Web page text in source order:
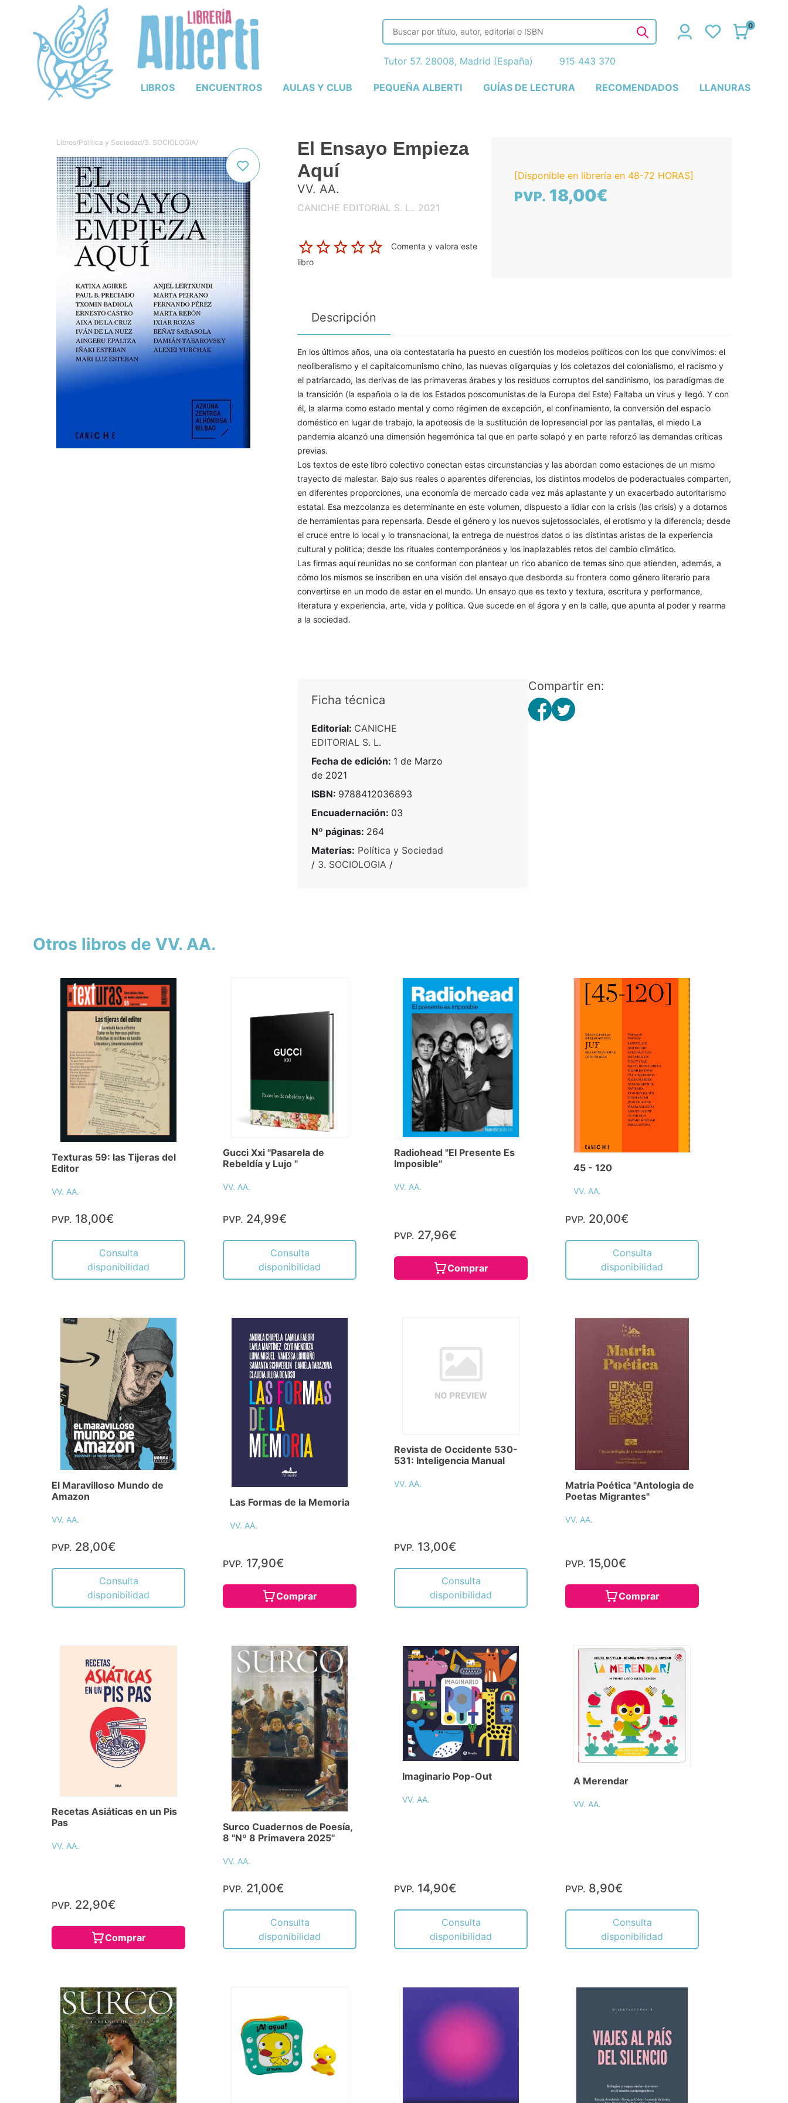
LIBROS ENCUENTROS AULAS Y CLUB PEQUEÑA ALBERTI GUÍAS DE LECTURA RECOMENDADOS LLANURAS
0
Tutor 57. 28008, Madrid (España) 915 443 370
Libros/Política y Sociedad/3. SOCIOLOGIA/
El Ensayo Empieza
Aquí
VV. AA.
CANICHE EDITORIAL S. L.. 2021
Comenta y valora este
libro
[Disponible en librería en 48-72 HORAS]
PVP. 18,00€
Descripción
En los últimos años, una ola contestataria ha puesto en cuestión los modelos políticos con los que convivimos: el
neoliberalismo y el capitalcomunismo chino, las nuevas oligarquías y los coletazos del colonialismo, el racismo y
el patriarcado, las derivas de las primaveras árabes y los residuos corruptos del sandinismo, los paradigmas de
la transición (la española o la de los Estados poscomunistas de la Europa del Este) Faltaba un virus y llegó. Y con
él, la alarma como estado mental y como régimen de excepción, el confinamiento, la conversión del espacio
doméstico en lugar de trabajo, la apoteosis de la sustitución de lopresencial por las pantallas, el miedo La
pandemia alcanzó una dimensión hegemónica tal que en parte solapó y en parte reforzó las demandas críticas
previas.
Los textos de este libro colectivo conectan estas circunstancias y las abordan como estaciones de un mismo
trayecto de malestar. Bajo sus reales o aparentes diferencias, los distintos modelos de poderactuales comparten,
en diferentes proporciones, una economía de mercado cada vez más aplastante y un exacerbado autoritarismo
estatal. Esa mezcolanza es determinante en este volumen, dispuesto a lidiar con la crisis (las crisis) y a dotarnos
de herramientas para repensarla. Desde el género y los nuevos sujetossociales, el erotismo y la diferencia; desde
el cruce entre lo local y lo transnacional, la entrega de nuestros datos o las distintas aristas de la experiencia
cultural y política; desde los rituales contemporáneos y los inaplazables retos del cambio climático.
Las firmas aquí reunidas no se conforman con plantear un rico abanico de temas sino que atienden, además, a
cómo los mismos se inscriben en una visión del ensayo que desborda su frontera como género literario para
convertirse en un modo de estar en el mundo. Un ensayo que es texto y textura, escritura y performance,
literatura y experiencia, arte, vida y política. Que sucede en el ágora y en la calle, que apunta al poder y rearma
a la sociedad.
Ficha técnica
Editorial: CANICHE
EDITORIAL S. L.
Fecha de edición: 1 de Marzo
de 2021
ISBN: 9788412036893
Encuadernación: 03
Nº páginas: 264
Materias: Política y Sociedad
/ 3. SOCIOLOGIA /
Compartir en:
Otros libros de VV. AA.
Texturas 59: las Tijeras del
Editor
VV. AA.
PVP. 18,00€
Consulta
disponibilidad
Gucci Xxi "Pasarela de
Rebeldía y Lujo "
VV. AA.
PVP. 24,99€
Consulta
disponibilidad
Radiohead "El Presente Es
Imposible"
VV. AA.
PVP. 27,96€
Comprar
45 - 120
VV. AA.
PVP. 20,00€
Consulta
disponibilidad
El Maravilloso Mundo de
Amazon
VV. AA.
PVP. 28,00€
Consulta
disponibilidad
Las Formas de la Memoria
VV. AA.
PVP. 17,90€
Comprar
Revista de Occidente 530-
531: Inteligencia Manual
VV. AA.
PVP. 13,00€
Consulta
disponibilidad
Matria Poética "Antologia de
Poetas Migrantes"
VV. AA.
PVP. 15,00€
Comprar
Recetas Asiáticas en un Pis
Pas
VV. AA.
PVP. 22,90€
Comprar
Surco Cuadernos de Poesía,
8 "Nº 8 Primavera 2025"
VV. AA.
PVP. 21,00€
Consulta
disponibilidad
Imaginario Pop-Out
VV. AA.
PVP. 14,90€
Consulta
disponibilidad
A Merendar
VV. AA.
PVP. 8,90€
Consulta
disponibilidad